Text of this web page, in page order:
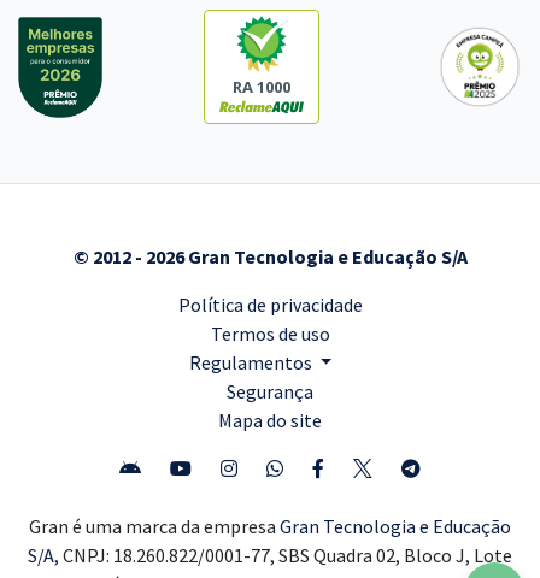
RA 1000
© 2012 - 2026 Gran Tecnologia e Educação S/A
Política de privacidade
Termos de uso
Regulamentos
Segurança
Mapa do site
Gran é uma marca da empresa Gran Tecnologia e Educação
S/A, CNPJ: 18.260.822/0001-77, SBS Quadra 02, Bloco J, Lote